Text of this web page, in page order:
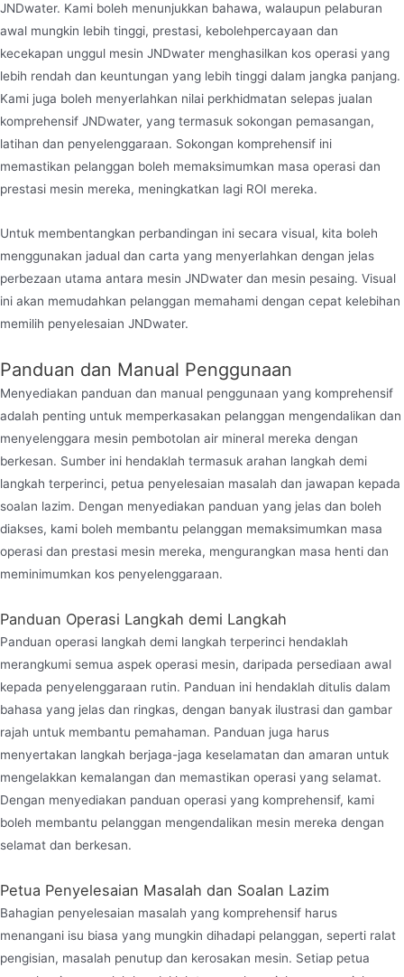
JNDwater. Kami boleh menunjukkan bahawa, walaupun pelaburan
awal mungkin lebih tinggi, prestasi, kebolehpercayaan dan
kecekapan unggul mesin JNDwater menghasilkan kos operasi yang
lebih rendah dan keuntungan yang lebih tinggi dalam jangka panjang.
Kami juga boleh menyerlahkan nilai perkhidmatan selepas jualan
komprehensif JNDwater, yang termasuk sokongan pemasangan,
latihan dan penyelenggaraan. Sokongan komprehensif ini
memastikan pelanggan boleh memaksimumkan masa operasi dan
prestasi mesin mereka, meningkatkan lagi ROI mereka.
Untuk membentangkan perbandingan ini secara visual, kita boleh
menggunakan jadual dan carta yang menyerlahkan dengan jelas
perbezaan utama antara mesin JNDwater dan mesin pesaing. Visual
ini akan memudahkan pelanggan memahami dengan cepat kelebihan
memilih penyelesaian JNDwater.
Panduan dan Manual Penggunaan
Menyediakan panduan dan manual penggunaan yang komprehensif
adalah penting untuk memperkasakan pelanggan mengendalikan dan
menyelenggara mesin pembotolan air mineral mereka dengan
berkesan. Sumber ini hendaklah termasuk arahan langkah demi
langkah terperinci, petua penyelesaian masalah dan jawapan kepada
soalan lazim. Dengan menyediakan panduan yang jelas dan boleh
diakses, kami boleh membantu pelanggan memaksimumkan masa
operasi dan prestasi mesin mereka, mengurangkan masa henti dan
meminimumkan kos penyelenggaraan.
Panduan Operasi Langkah demi Langkah
Panduan operasi langkah demi langkah terperinci hendaklah
merangkumi semua aspek operasi mesin, daripada persediaan awal
kepada penyelenggaraan rutin. Panduan ini hendaklah ditulis dalam
bahasa yang jelas dan ringkas, dengan banyak ilustrasi dan gambar
rajah untuk membantu pemahaman. Panduan juga harus
menyertakan langkah berjaga-jaga keselamatan dan amaran untuk
mengelakkan kemalangan dan memastikan operasi yang selamat.
Dengan menyediakan panduan operasi yang komprehensif, kami
boleh membantu pelanggan mengendalikan mesin mereka dengan
selamat dan berkesan.
Petua Penyelesaian Masalah dan Soalan Lazim
Bahagian penyelesaian masalah yang komprehensif harus
menangani isu biasa yang mungkin dihadapi pelanggan, seperti ralat
pengisian, masalah penutup dan kerosakan mesin. Setiap petua